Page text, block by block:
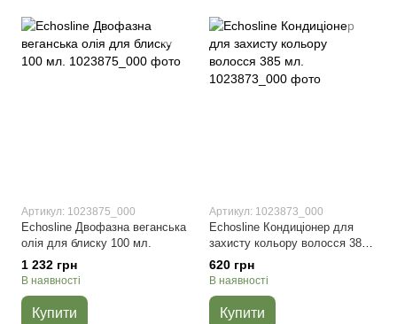
Артикул: 1023875_000
Echosline Двофазна веганська
олія для блиску 100 мл.
1 232 грн
В наявності
Купити
Артикул: 1023873_000
Echosline Кондиціонер для
захисту кольору волосся 385
мл.
620 грн
В наявності
Купити